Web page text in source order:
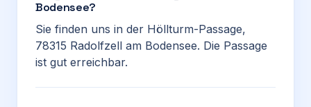
Bodensee?
Sie finden uns in der Höllturm-Passage,
78315 Radolfzell am Bodensee. Die Passage
ist gut erreichbar.